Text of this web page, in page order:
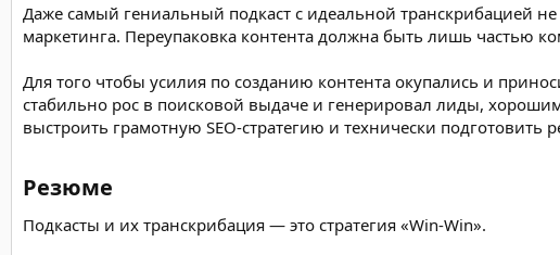
Даже самый гениальный подкаст с идеальной транскрибацией
маркетинга. Переупаковка контента должна быть лишь частью
Для того чтобы усилия по созданию контента окупались и
стабильно рос в поисковой выдаче и генерировал лиды,
выстроить грамотную SEO-стратегию и технически
Резюме​
Подкасты и их транскрибация — это стратегия «Win-Win».